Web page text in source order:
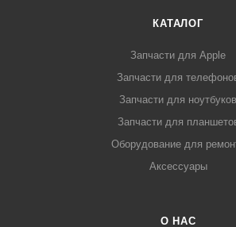
КАТАЛОГ
Запчасти для Apple
Запчасти для
Запчасти для ноутбуков
Запчасти для
Оборудование для
Аксессуары
О НАС